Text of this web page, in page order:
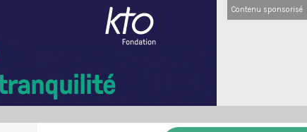
Contenu sponsorisé